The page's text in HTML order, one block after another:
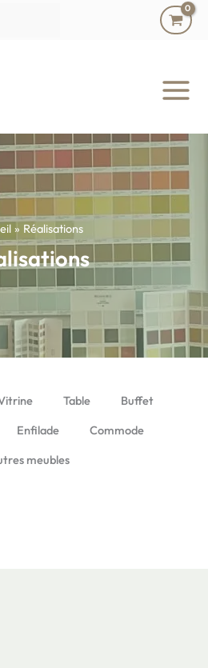
Réalisations
Table
Buffet
Enfilade
Commode
meubles